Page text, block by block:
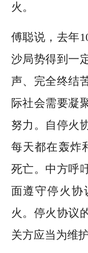
火。
傅聪说，去年
沙局势得到一
声、完全终结
际社会需要凝
努力。自停火
每天都在轰炸
死亡。中方呼
面遵守停火协
火。停火协议
关方应当为维